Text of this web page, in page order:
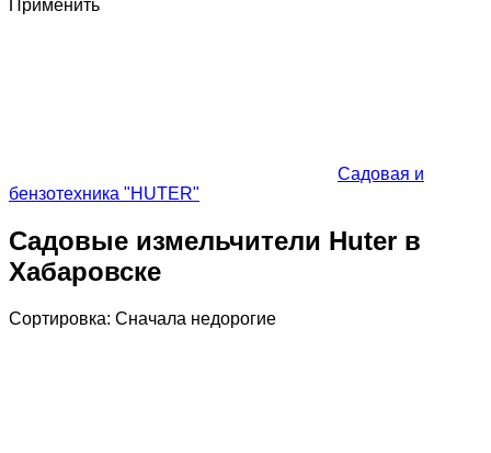
Применить
Садовая и
бензотехника "HUTER"
Садовые измельчители Huter в
Хабаровске
Сортировка: Cначала недорогие